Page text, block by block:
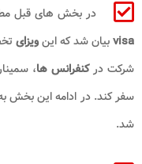
در بخش های قبل
visaبیان شد که اینویزای
شرکت درکنفرانس ها،
سفر کند. در ادامه این بخش
شد.